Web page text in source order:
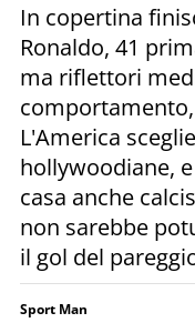
In copertina
Ronaldo, 41
ma riflettori
L'America
hollywoodiane,
casa anche
non sarebbe
il gol del
Sport Man